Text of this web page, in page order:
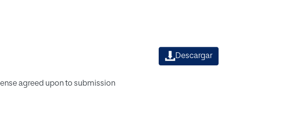
agreed upon to submission
Descargar